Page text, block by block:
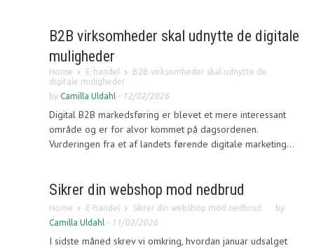
B2B virksomheder skal udnytte de digitale
muligheder
Home E-handel
B2B virksomheder skal udnytte de
digitale muligheder
by Camilla Uldahl - 12/02/2026
Digital B2B markedsføring er blevet et mere interessant
område og er for alvor kommet på dagsordenen.
Vurderingen fra et af landets førende digitale marketing...
Sikrer din webshop mod nedbrud
Home E-handel Sikrer din webshop mod nedbrud
by
Camilla Uldahl - 11/02/2026
I sidste måned skrev vi omkring, hvordan januar udsalget